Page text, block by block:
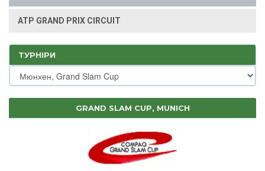
ATP GRAND PRIX CIRCUIT
ТУРНІРИ
GRAND SLAM CUP, MUNICH